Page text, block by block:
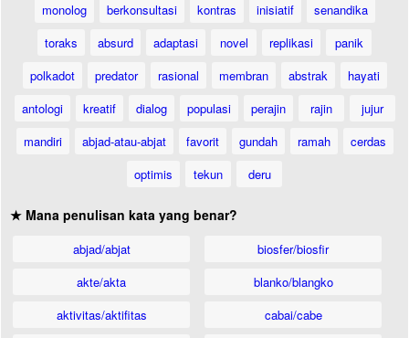
monolog
berkonsultasi kontras inisiatif
senandika
toraks
absurd adaptasi novel replikasi
panik
polkadot
predator rasional membran abstrak
hayati
antologi
kreatif dialog populasi perajin rajin
jujur
mandiri
abjad-atau-abjat favorit gundah ramah
cerdas
optimis
tekun deru
★ Mana penulisan kata yang benar?
abjad/abjat
akte/akta
aktivitas/aktifitas
biosfer/biosfir
blanko/blangko
cabai/cabe